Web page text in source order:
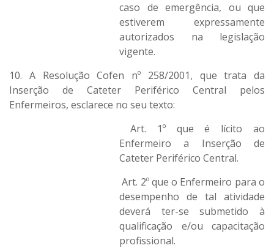
caso de emergência, ou que
estiverem expressamente
autorizados na legislação
vigente.
10. A Resolução Cofen nº 258/2001, que trata da
Inserção de Cateter Periférico Central pelos
Enfermeiros, esclarece no seu texto:
Art. 1º que é lícito ao
Enfermeiro a Inserção de
Cateter Periférico Central.
Art. 2º que o Enfermeiro para o
desempenho de tal atividade
deverá ter-se submetido à
qualificação e/ou capacitação
profissional.